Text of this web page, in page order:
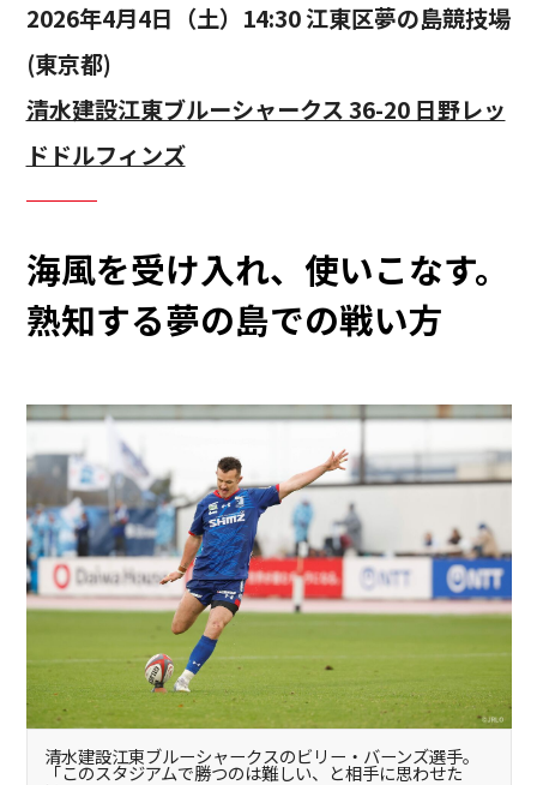
2026年4月4日（土）14:30 江東区夢の島競技場
(東京都)
清水建設江東ブルーシャークス 36-20 日野レッ
ドドルフィンズ
海風を受け入れ、使いこなす。
熟知する夢の島での戦い方
清水建設江東ブルーシャークスのビリー・バーンズ選手。
「このスタジアムで勝つのは難しい、と相手に思わせた